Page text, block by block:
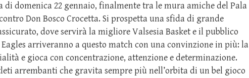
domenica 22 gennaio, finalmente tra le mura amiche del Pala
Don Bosco Crocetta. Si prospetta una sfida di grande
dove servirà la migliore Valsesia Basket e il pubblico
arriveranno a questo match con una convinzione in più: la
e gioca con concentrazione, attenzione e determinazione.
arrembanti che gravita sempre più nell’orbita di un bel gioco